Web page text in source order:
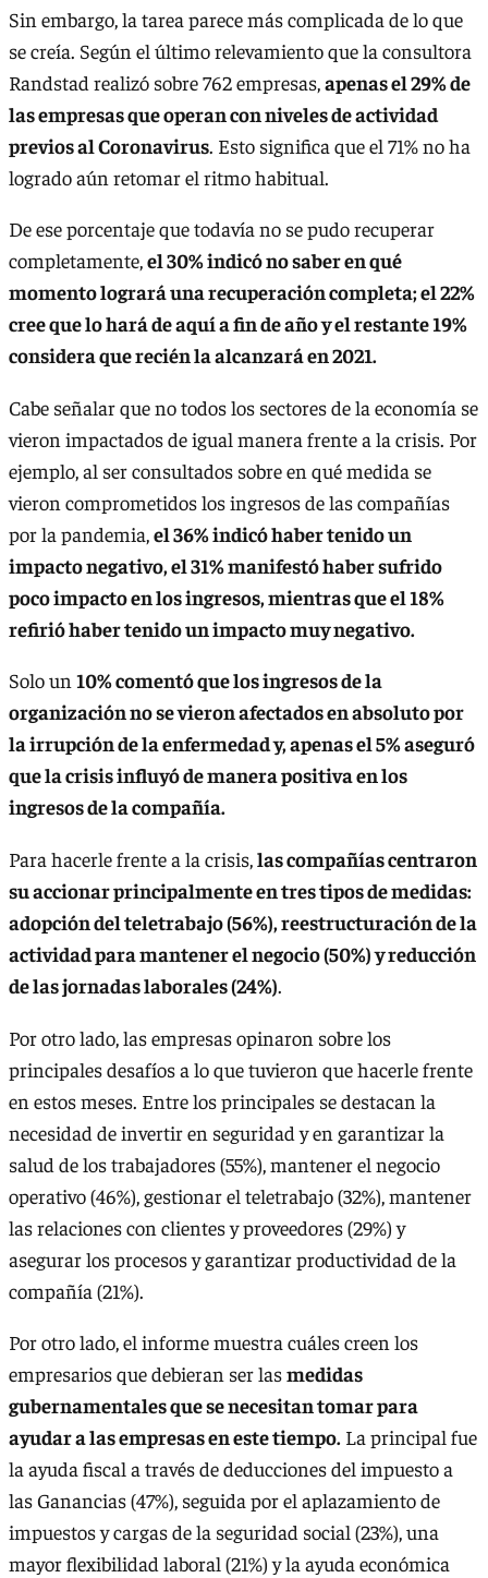
Sin embargo, la tarea parece más complicada de lo que
se creía. Según el último relevamiento que la consultora
Randstad realizó sobre 762 empresas,apenas el 29% de
las empresas que operan con niveles de actividad
previos al Coronavirus. Esto significa que el 71% no ha
logrado aún retomar el ritmo habitual.
De ese porcentaje que todavía no se pudo recuperar
completamente,el 30% indicó no saber en qué
momento logrará una recuperación completa; el 22%
cree que lo hará de aquí a fin de año y el restante 19%
considera que recién la alcanzará en 2021.
Cabe señalar que no todos los sectores de la economía se
vieron impactados de igual manera frente a la crisis. Por
ejemplo, al ser consultados sobre en qué medida se
vieron comprometidos los ingresos de las compañías
por la pandemia,el 36% indicó haber tenido un
impacto negativo, el 31% manifestó haber sufrido
poco impacto en los ingresos, mientras que el 18%
refirió haber tenido un impacto muy negativo.
Solo un 10% comentó que los ingresos de la
organización no se vieron afectados en absoluto por
la irrupción de la enfermedad y, apenas el 5% aseguró
que la crisis influyó de manera positiva en los
ingresos de la compañía.
Para hacerle frente a la crisis,las compañías centraron
su accionar principalmente en tres tipos de medidas:
adopción del teletrabajo (56%), reestructuración de la
actividad para mantener el negocio (50%) y reducción
de las jornadas laborales (24%).
Por otro lado, las empresas opinaron sobre los
principales desafíos a lo que tuvieron que hacerle frente
en estos meses. Entre los principales se destacan la
necesidad de invertir en seguridad y en garantizar la
salud de los trabajadores (55%), mantener el negocio
operativo (46%), gestionar el teletrabajo (32%), mantener
las relaciones con clientes y proveedores (29%) y
asegurar los procesos y garantizar productividad de la
compañía (21%).
Por otro lado, el informe muestra cuáles creen los
empresarios que debieran ser lasmedidas
gubernamentales que se necesitan tomar para
ayudar a las empresas en este tiempo. La principal fue
la ayuda fiscal a través de deducciones del impuesto a
las Ganancias (47%), seguida por el aplazamiento de
impuestos y cargas de la seguridad social (23%), una
mayor flexibilidad laboral (21%) y la ayuda económica